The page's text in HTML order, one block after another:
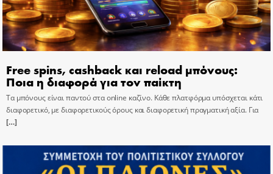
Free spins, cashback και reload μπόνους:
Ποια η διαφορά για τον παίκτη
Τα μπόνους είναι παντού στα online καζίνο. Κάθε πλατφόρμα υπόσχεται κάτι
διαφορετικό, με διαφορετικούς όρους και διαφορετική πραγματική αξία. Για
[…]